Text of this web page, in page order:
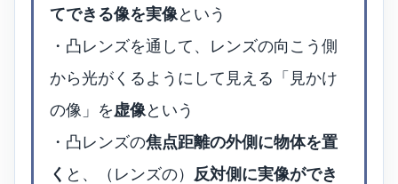
てできる像を実像という
・凸レンズを通して、レンズの向こう側
から光がくるようにして見える「見かけ
の像」を虚像という
・凸レンズの焦点距離の外側に物体を置
く と、（レンズの） 反対側に実像ができ